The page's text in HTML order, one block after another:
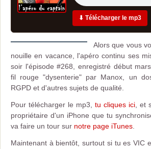
⬇ Télécharger le mp3
Alors que vous
nouille en vacance, l'apéro continu ses
soir l'épisode #268, enregistré début
fil rouge "dysenterie" par Manox, un
RGPD et d'autres sujets de qualité.
Pour télécharger le mp3, tu cliques ici , et
propriétaire d'un iPhone que tu
va faire un tour sur notre page iTunes
Maintenant à bientôt, surtout si tu es VIC